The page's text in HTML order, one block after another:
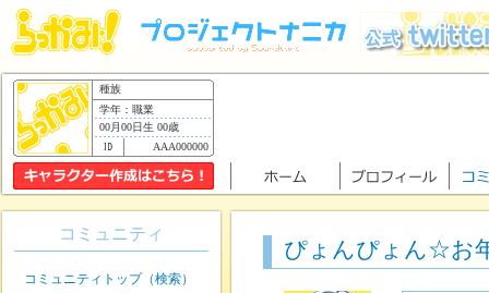
種族
学年：職業
00月00日生 00歳
AAA000000
ぴょんぴょん☆お
コミュニティ
コミュニティトップ（検索）